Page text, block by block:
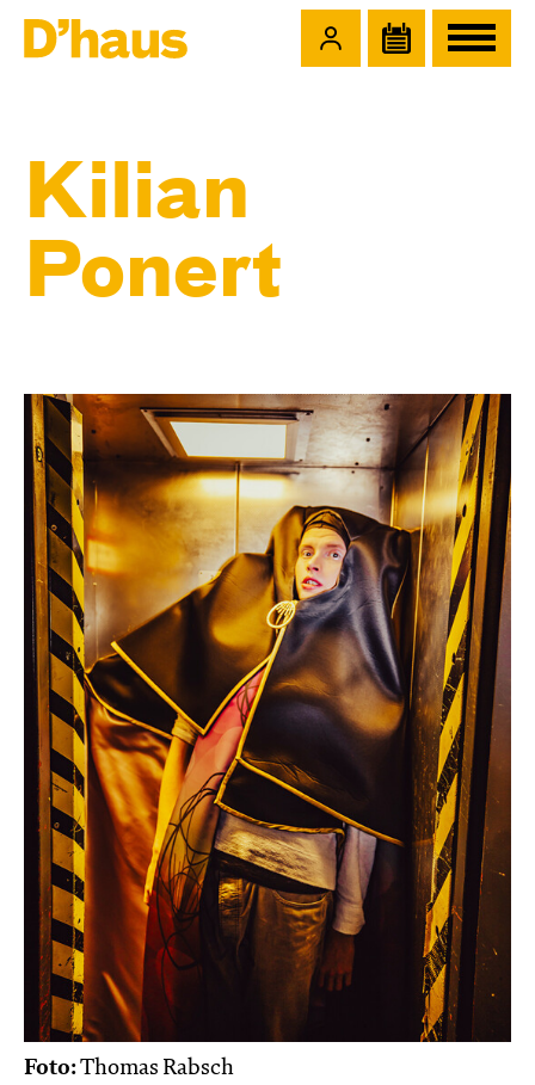
Kilian
Ponert
Foto:Thomas Rabsch